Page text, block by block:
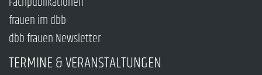
frauen im dbb
dbb frauen Newsletter
TERMINE & VERANSTALTUNGEN